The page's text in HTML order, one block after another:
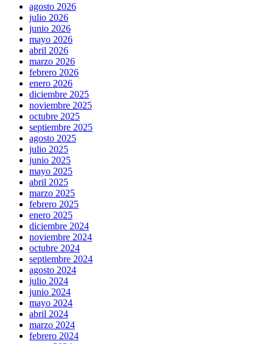
agosto 2026
julio 2026
junio 2026
mayo 2026
abril 2026
marzo 2026
febrero 2026
enero 2026
diciembre 2025
noviembre 2025
octubre 2025
septiembre 2025
agosto 2025
julio 2025
junio 2025
mayo 2025
abril 2025
marzo 2025
febrero 2025
enero 2025
diciembre 2024
noviembre 2024
octubre 2024
septiembre 2024
agosto 2024
julio 2024
junio 2024
mayo 2024
abril 2024
marzo 2024
febrero 2024